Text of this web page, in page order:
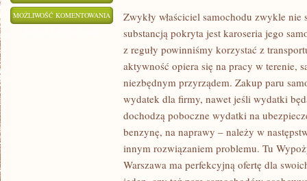
MOŻLIWOŚĆ KOMENTOWANIA UNIWERSALNIE
TWIERDZI
PICIE
KOLOSALNEJ
ILOŚCI
WODY
KORZYSTNIE
WPŁYWA
Zwykły właściciel samochodu zwykle
substancją pokryta jest karoseria jego
z reguły powinniśmy korzystać z
aktywność opiera się na pracy w terenie,
niezbędnym przyrządem. Zakup paru
wydatek dla firmy, nawet jeśli wydatki
dochodzą poboczne wydatki na
benzynę, na naprawy – należy w
innym rozwiązaniem problemu. Tu
Warszawa ma perfekcyjną ofertę dla